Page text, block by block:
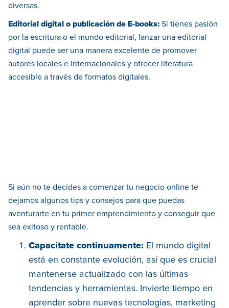
diversas.
Editorial digital o publicación de E-books: Si tienes pasión
por la escritura o el mundo editorial, lanzar una editorial
digital puede ser una manera excelente de promover
autores locales e internacionales y ofrecer literatura
accesible a través de formatos digitales.
Si aún no te decides a comenzar tu negocio online te
dejamos algunos tips y consejos para que puedas
aventurarte en tu primer emprendimiento y conseguir que
sea exitoso y rentable.
Capacítate continuamente: El mundo digital
está en constante evolución, así que es crucial
mantenerse actualizado con las últimas
tendencias y herramientas. Invierte tiempo en
aprender sobre nuevas tecnologías, marketing